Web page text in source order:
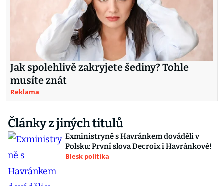
Jak spolehlivě zakryjete šediny? Tohle
musíte znát
Reklama
Články z jiných titulů
Exministryně s Havránkem dováděli v
Polsku: První slova Decroix i Havránkové!
Blesk politika